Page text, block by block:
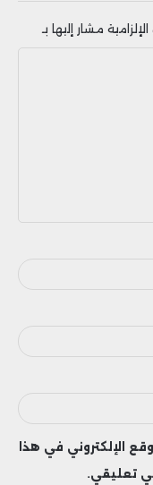
مشار إليها بـ
الإلكتروني في هذا
تعليقي.